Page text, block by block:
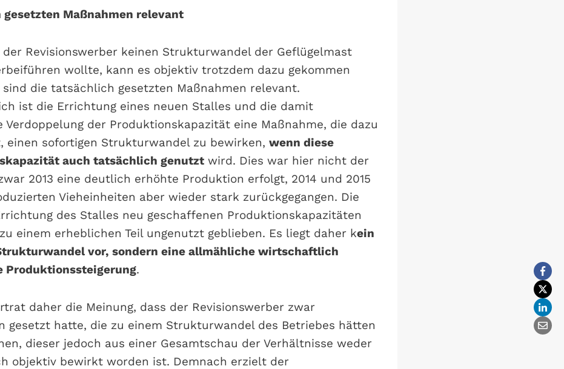
gesetzten Maßnahmen relevant
Revisionswerber keinen Strukturwandel der Geflügelmast
wollte, kann es objektiv trotzdem dazu gekommen
sind die tatsächlich gesetzten Maßnahmen relevant.
ist die Errichtung eines neuen Stalles und die damit
Verdoppelung der Produktionskapazität eine Maßnahme, die dazu
einen sofortigen Strukturwandel zu bewirken, wenn diese
auch tatsächlich genutzt wird. Dies war hier nicht der
2013 eine deutlich erhöhte Produktion erfolgt, 2014 und 2015
Vieheinheiten aber wieder stark zurückgegangen. Die
des Stalles neu geschaffenen Produktionskapazitäten
einem erheblichen Teil ungenutzt geblieben. Es liegt daher kein
vor, sondern eine allmähliche wirtschaftlich
Produktionssteigerung.
daher die Meinung, dass der Revisionswerber zwar
gesetzt hatte, die zu einem Strukturwandel des Betriebes hätten
dieser jedoch aus einer Gesamtschau der Verhältnisse weder
objektiv bewirkt worden ist. Demnach erzielt der